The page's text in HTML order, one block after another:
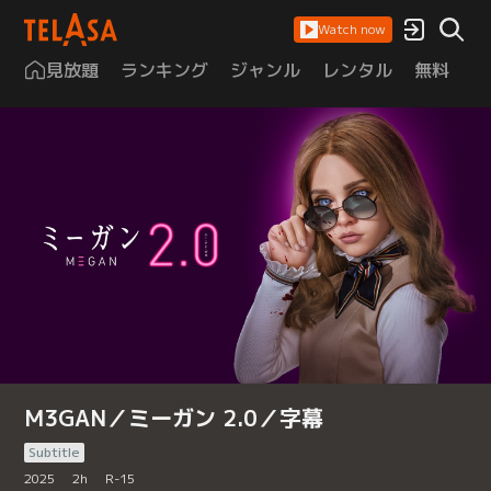
Watch now
見放題 ランキング ジャンル レンタル 無料
M3GAN／ミーガン 2.0／字幕
Subtitle
2025
2h R-15